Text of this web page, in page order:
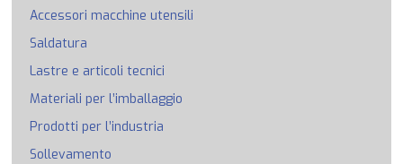
Accessori macchine utensili
Saldatura
Lastre e articoli tecnici
Materiali per l’imballaggio
Prodotti per l’industria
Sollevamento